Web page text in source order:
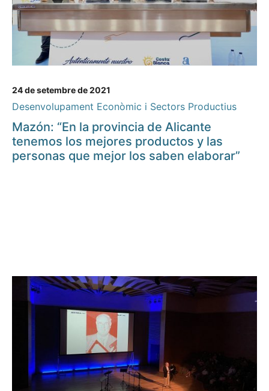
24 de setembre de 2021
Desenvolupament Econòmic i Sectors Productius
Mazón: “En la provincia de Alicante
tenemos los mejores productos y las
personas que mejor los saben elaborar”